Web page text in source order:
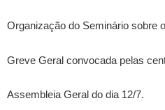
Organização do Seminário sobre
Greve Geral convocada pelas
Assembleia Geral do dia 12/7.